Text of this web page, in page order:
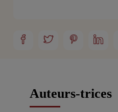
Auteurs-trices